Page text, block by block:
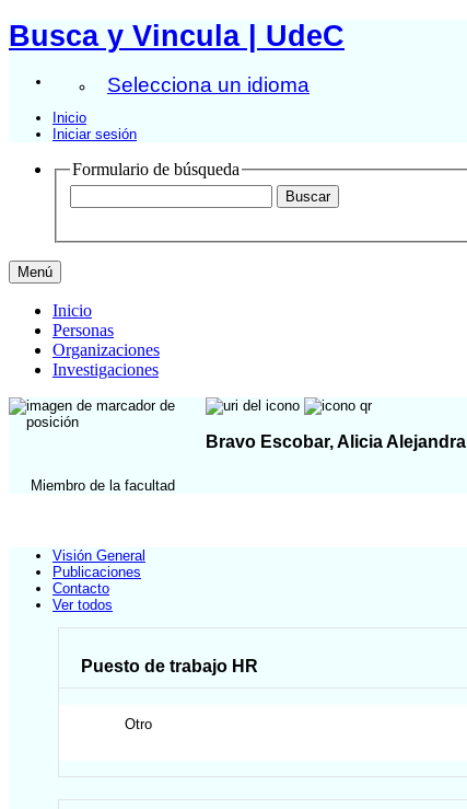
Busca y Vincula | UdeC
Selecciona un idioma
Inicio
Iniciar sesión
Formulario de búsqueda
Menú
Inicio
Personas
Organizaciones
Investigaciones
Bravo Escobar, Alicia Alejandra
Miembro de la facultad
Visión General
Publicaciones
Contacto
Ver todos
Puesto de trabajo HR
Otro